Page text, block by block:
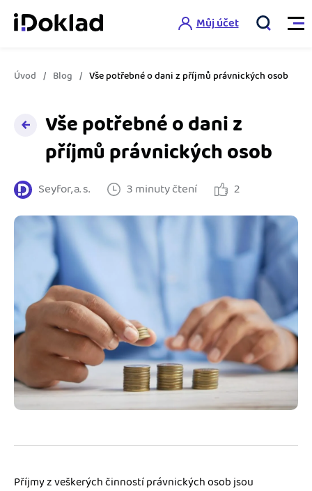
Online fakturace
Správa kontaktů
Hlídání cashflow
Spolupráce s účetní
Výkazy pro úřady
Propojení na další systémy
Spřátelené účetní
Katalog doplňků
Ceník
Nápověda
Jak začít s iDokladem
Jak začít podnikat
Jak se vyznat ve fakturaci
Blog
mini akademie
Šablony faktur
Šablona pro plátce DPH
Šablona pro neplátce DPH
Registrovat ZDARMA
Můj účet
Úvod Blog Vše potřebné o dani z příjmů právnických osob
Vše potřebné o dani z
příjmů právnických osob
Seyfor, a. s. 3 minuty čtení 2
Příjmy z veškerých činností právnických osob jsou